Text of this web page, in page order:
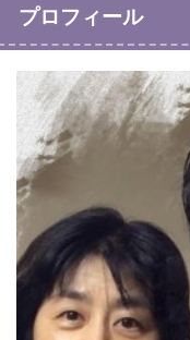
プロフィール